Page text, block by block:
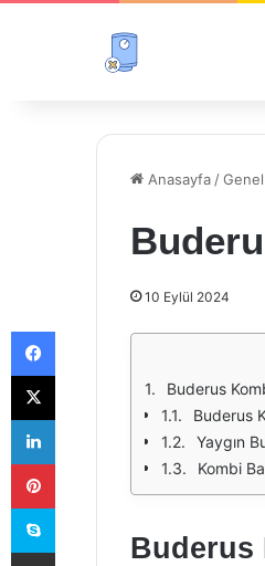
Anasayfa /Genel
10 Eylül 2024
Buderus
Buderus
Yaygın
Kombi
Buderus
Facebook
X
LinkedIn
Pinterest
Skype
E-Posta ile paylaş